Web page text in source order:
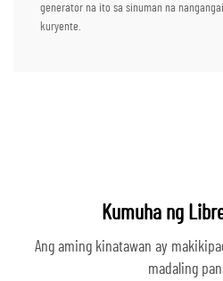
generator na ito sa sinuman na
kuryente.
Kumuha ng
Ang aming kinatawan ay
madaling